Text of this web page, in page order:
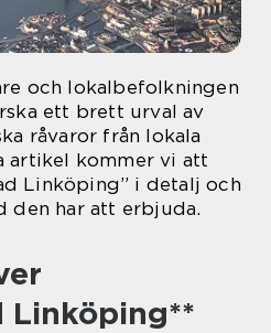
och lokalbefolkningen
ett brett urval av
råvaror från lokala
artikel kommer vi att
Linköping” i detalj och
den har att erbjuda.
Linköping**